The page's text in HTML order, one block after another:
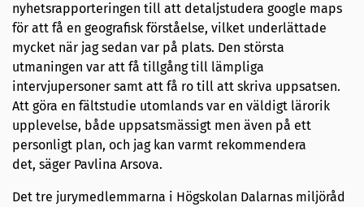
nyhetsrapporteringen till att detaljstudera google maps
för att få en geografisk förståelse, vilket underlättade
mycket när jag sedan var på plats. Den största
utmaningen var att få tillgång till lämpliga
intervjupersoner samt att få ro till att skriva uppsatsen.
Att göra en fältstudie utomlands var en väldigt lärorik
upplevelse, både uppsatsmässigt men även på ett
personligt plan, och jag kan varmt rekommendera
det, säger Pavlina Arsova.
Det tre jurymedlemmarna i Högskolan Dalarnas miljöråd